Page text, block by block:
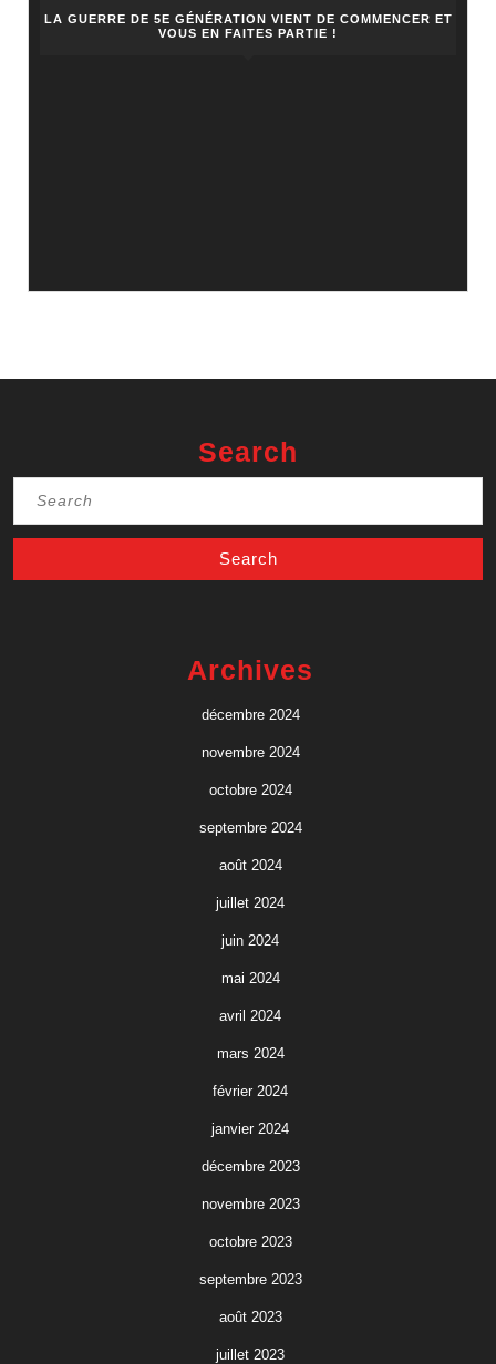
LA GUERRE DE 5E GÉNÉRATION VIENT DE COMMENCER ET
VOUS EN FAITES PARTIE !
Search
Archives
décembre 2024
novembre 2024
octobre 2024
septembre 2024
août 2024
juillet 2024
juin 2024
mai 2024
avril 2024
mars 2024
février 2024
janvier 2024
décembre 2023
novembre 2023
octobre 2023
septembre 2023
août 2023
juillet 2023